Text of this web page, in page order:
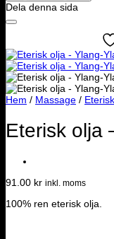
Dela denna sida
Hem / Massage /
Eterisk olja
91.00 kr inkl. moms
100% ren eterisk olja.